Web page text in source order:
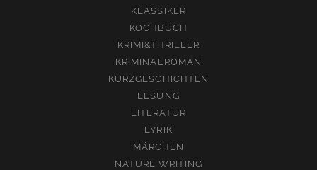
KLASSIKER
KOCHBUCH
KRIMI&THRILLER
KRIMINALROMAN
KURZGESCHICHTEN
LESUNG
LITERATUR
LYRIK
MÄRCHEN
NATURE WRITING